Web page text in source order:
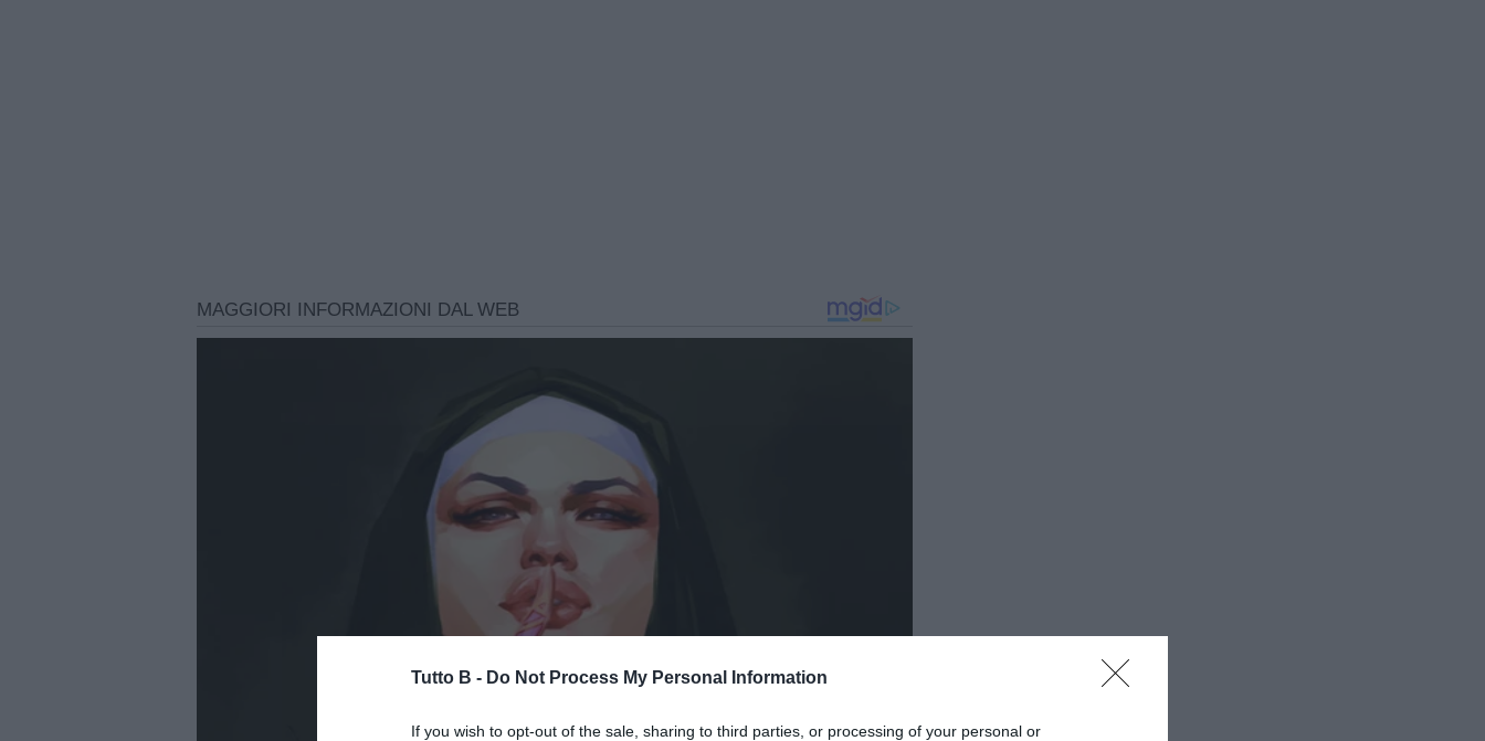
Tutto B - Do Not Process My Personal Information
If you wish to opt-out of the sale, sharing to third parties, or processing of your personal or